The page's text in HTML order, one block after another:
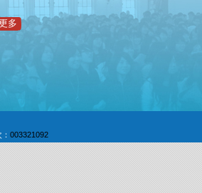
多
003321092